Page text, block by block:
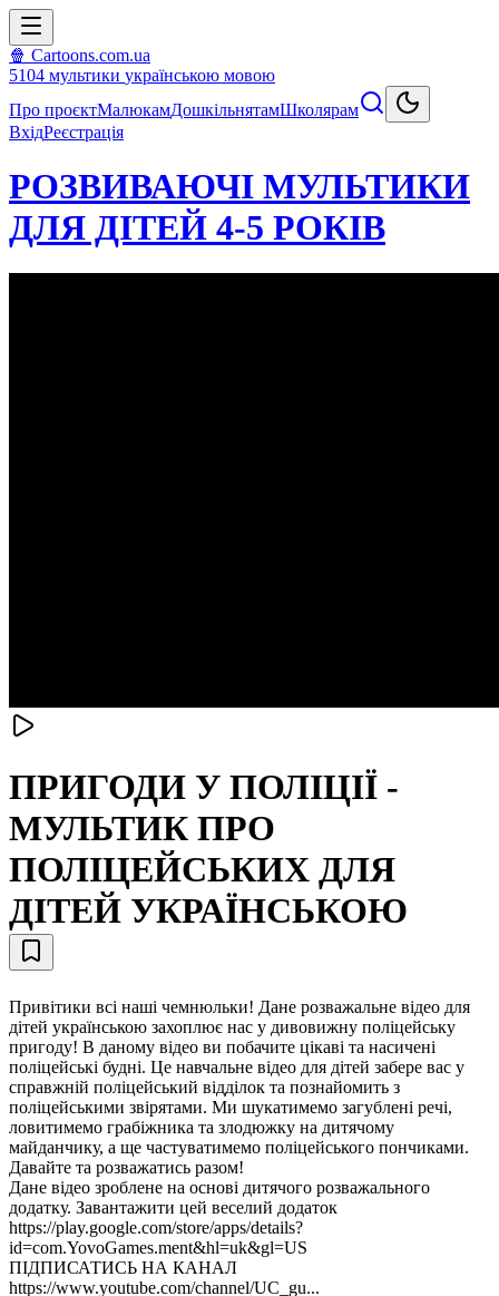
🍿 Cartoons.com.ua
5104 мультики українською мовою
Про проєктМалюкамДошкільнятамШколярам
ВхідРеєстрація
РОЗВИВАЮЧІ МУЛЬТИКИ
ДЛЯ ДІТЕЙ 4-5 РОКІВ
ПРИГОДИ У ПОЛІЦІЇ -
МУЛЬТИК ПРО
ПОЛІЦЕЙСЬКИХ ДЛЯ
ДІТЕЙ УКРАЇНСЬКОЮ
Привітики всі наші чемнюльки! Дане розважальне відео для
дітей українською захоплює нас у дивовижну поліцейську
пригоду! В даному відео ви побачите цікаві та насичені
поліцейські будні. Це навчальне відео для дітей забере вас у
справжній поліцейський відділок та познайомить з
поліцейськими звірятами. Ми шукатимемо загублені речі,
ловитимемо грабіжника та злодюжку на дитячому
майданчику, а ще частуватимемо поліцейського пончиками.
Давайте та розважатись разом!
Дане відео зроблене на основі дитячого розважального
додатку. Завантажити цей веселий додаток
https://play.google.com/store/apps/details?
id=com.YovoGames.ment&hl=uk&gl=US
ПІДПИСАТИСЬ НА КАНАЛ
https://www.youtube.com/channel/UC_gu...